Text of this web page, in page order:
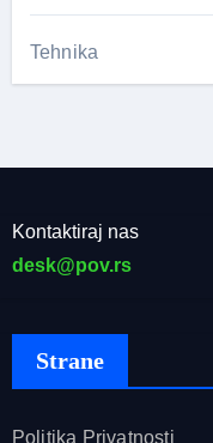
Tehnika
Kontaktiraj nas
desk@pov.rs
Strane
Politika Privatnosti